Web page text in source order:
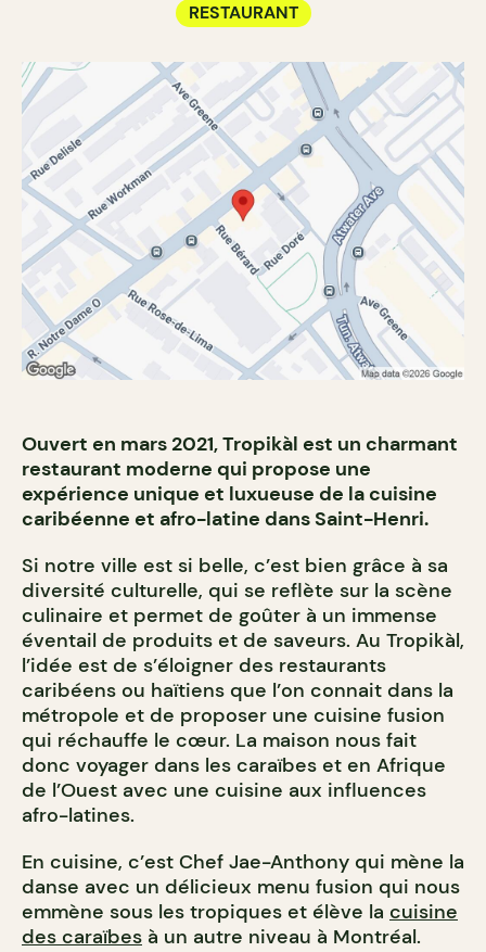
RESTAURANT
Ouvert en mars 2021, Tropikàl est un charmant
restaurant moderne qui propose une
expérience unique et luxueuse de la cuisine
caribéenne et afro-latine dans Saint-Henri.
Si notre ville est si belle, c’est bien grâce à sa
diversité culturelle, qui se reflète sur la scène
culinaire et permet de goûter à un immense
éventail de produits et de saveurs. Au Tropikàl,
l’idée est de s’éloigner des restaurants
caribéens ou haïtiens que l’on connait dans la
métropole et de proposer une cuisine fusion
qui réchauffe le cœur. La maison nous fait
donc voyager dans les caraïbes et en Afrique
de l’Ouest avec une cuisine aux influences
afro-latines.
En cuisine, c’est Chef Jae-Anthony qui mène la
danse avec un délicieux menu fusion qui nous
emmène sous les tropiques et élève la cuisine
des caraïbes à un autre niveau à Montréal.